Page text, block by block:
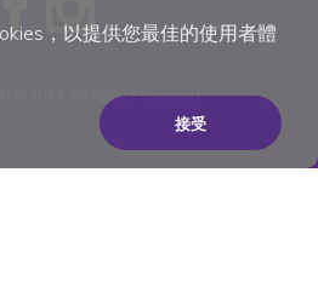
，以提供您最佳的使用者體
接受
, LLC 2023. All Rights Reserved